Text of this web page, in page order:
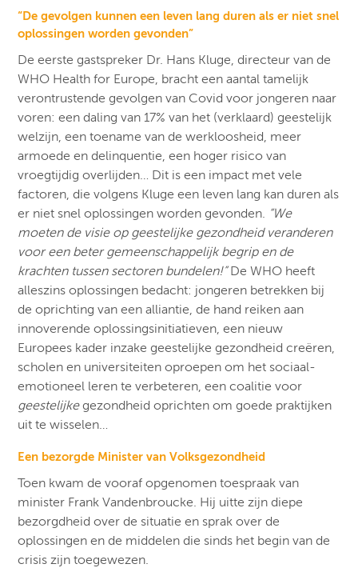
“De gevolgen kunnen een leven lang duren als er niet snel
oplossingen worden gevonden”
De eerste gastspreker Dr. Hans Kluge, directeur van de
WHO Health for Europe, bracht een aantal tamelijk
verontrustende gevolgen van Covid voor jongeren naar
voren: een daling van 17% van het (verklaard) geestelijk
welzijn, een toename van de werkloosheid, meer
armoede en delinquentie, een hoger risico van
vroegtijdig overlijden… Dit is een impact met vele
factoren, die volgens Kluge een leven lang kan duren als
er niet snel oplossingen worden gevonden. “We
moeten de visie op geestelijke gezondheid veranderen
voor een beter gemeenschappelijk begrip en de
krachten tussen sectoren bundelen!”De WHO heeft
alleszins oplossingen bedacht: jongeren betrekken bij
de oprichting van een alliantie, de hand reiken aan
innoverende oplossingsinitiatieven, een nieuw
Europees kader inzake geestelijke gezondheid creëren,
scholen en universiteiten oproepen om het sociaal-
emotioneel leren te verbeteren, een coalitie voor
geestelijkegezondheid oprichten om goede praktijken
uit te wisselen…
Een bezorgde Minister van Volksgezondheid
Toen kwam de vooraf opgenomen toespraak van
minister Frank Vandenbroucke. Hij uitte zijn diepe
bezorgdheid over de situatie en sprak over de
oplossingen en de middelen die sinds het begin van de
crisis zijn toegewezen.